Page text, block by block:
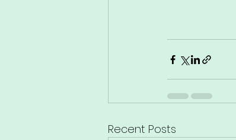
Recent Posts